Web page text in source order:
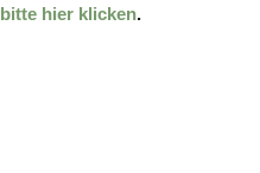
bitte hier klicken.